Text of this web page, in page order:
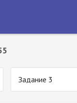
Задание 3